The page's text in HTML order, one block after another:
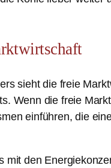
sieht die freie
Wenn die freie
einführen, die
mit den